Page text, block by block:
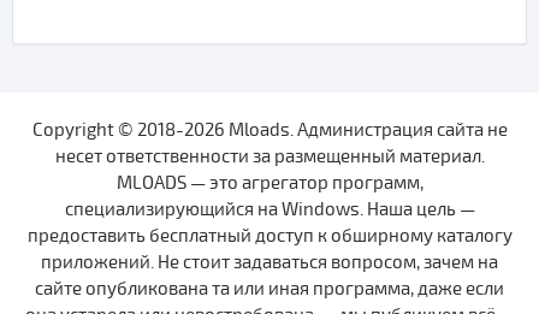
Copyright © 2018-2026 Mloads. Администрация сайта не
несет ответственности за размещенный материал.
MLOADS — это агрегатор программ,
специализирующийся на Windows. Наша цель —
предоставить бесплатный доступ к обширному каталогу
приложений. Не стоит задаваться вопросом, зачем на
сайте опубликована та или иная программа, даже если